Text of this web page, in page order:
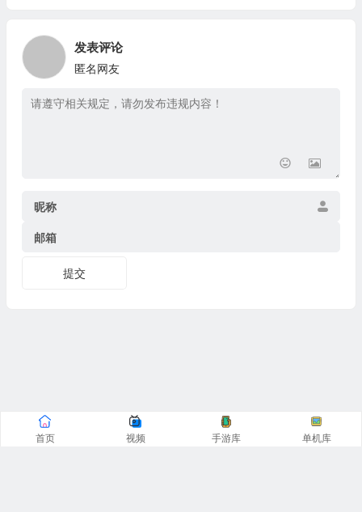
发表评论
匿名网友
昵称
邮箱
提交
首页 视频 手游库 单机库